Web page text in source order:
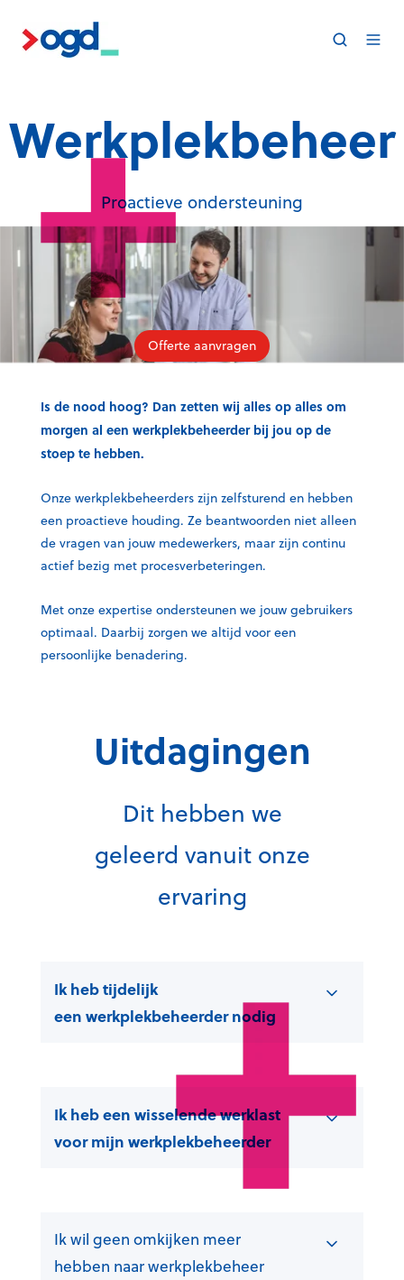
Werkplekbeheer
Proactieve ondersteuning
Offerte aanvragen
Is de nood hoog? Dan zetten wij alles op alles om
morgen al een werkplekbeheerder bij jou op de
stoep te hebben.
Onze werkplekbeheerders zijn zelfsturend en hebben
een proactieve houding. Ze beantwoorden niet alleen
de vragen van jouw medewerkers, maar zijn continu
actief bezig met procesverbeteringen.
Met onze expertise ondersteunen we jouw gebruikers
optimaal. Daarbij zorgen we altijd voor een
persoonlijke benadering.
Uitdagingen
Dit hebben we
geleerd vanuit onze
ervaring
Ik heb tijdelijk
een werkplekbeheerder nodig
Ik heb een wisselende werklast
voor mijn werkplekbeheerder
Ik wil geen omkijken meer
hebben naar werkplekbeheer